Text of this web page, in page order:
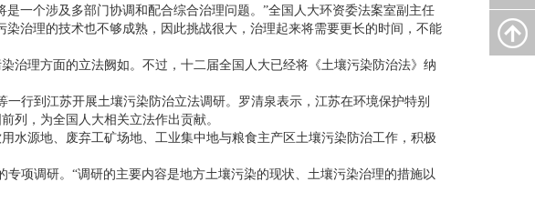
个涉及多部门协调和配合综合治理问题。”全国人大环资委法案室副主任
治理的技术也不够成熟，因此挑战很大，治理起来将需要更长的时间，不能
理方面的立法阙如。不过，十二届全国人大已经将《土壤污染防治法》纳
行到江苏开展土壤污染防治立法调研。罗清泉表示，江苏在环境保护特别
列，为全国人大相关立法作出贡献。
源地、废弃工矿场地、工业集中地与粮食主产区土壤污染防治工作，积极
调研。“调研的主要内容是地方土壤污染的现状、土壤污染治理的措施以